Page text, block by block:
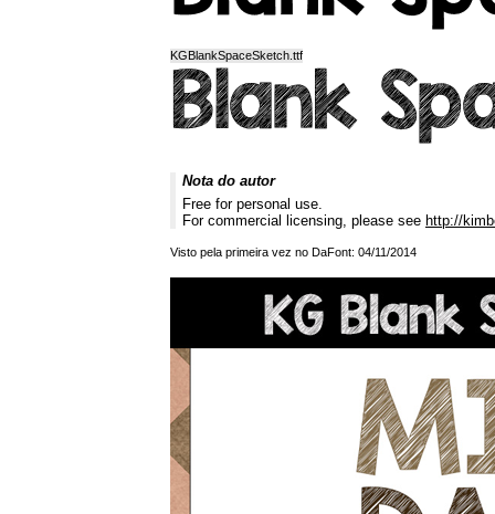
KGBlankSpaceSketch.ttf
Nota do autor
Free for personal use.
For commercial licensing, please see http://
Visto pela primeira vez no DaFont: 04/11/2014